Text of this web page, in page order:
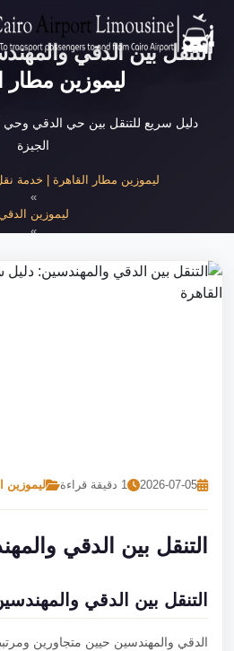
EN
خدمات
نحن
التنقل بين الدقي
ليموزين مطار
دليل سريع للتنقل بين حي الدقي وحي
الجيزة
ليموزين مطار القاهرة | خدمة نقل
ليموزين الدقي
»
2026-07-05 1 دقيقة قراءة ليموزين
التنقل بين الدقي
التنقل بين الدقي
الدقي والمهندسين حيين متجاورين